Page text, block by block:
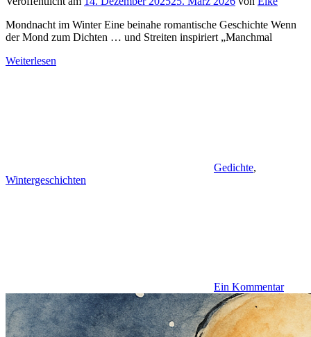
Mondnacht im Winter Eine beinahe romantische Geschichte Wenn
der Mond zum Dichten … und Streiten inspiriert „Manchmal
Weiterlesen
Gedichte,
Wintergeschichten
Ein Kommentar